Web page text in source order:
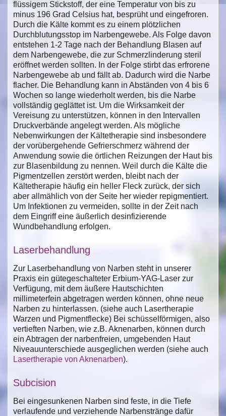
flüssigem Stickstoff, der eine Temperatur von bis zu
minus 196 Grad Celsius hat, besprüht und eingefroren.
Durch die Kälte kommt es zu einem plötzlichen
Durchblutungsstop im Narbengewebe. Als Folge davon
entstehen 1-2 Tage nach der Behandlung Blasen auf
dem Narbengewebe, die zur Schmerzlinderung steril
eröffnet werden sollten. In der Folge stirbt das erfrorene
Narbengewebe ab und fällt ab. Dadurch wird die Narbe
flacher. Die Behandlung kann in Abständen von 4 bis 6
Wochen so lange wiederholt werden, bis die Narbe
vollständig geglättet ist. Um die Wirksamkeit der
Vereisung zu unterstützen, können in den Intervallen
Druckverbände angelegt werden. Als mögliche
Nebenwirkungen der Kältetherapie sind insbesondere
der vorübergehende Gefrierschmerz während der
Anwendung sowie die örtlichen Reizungen der Haut bis
zur Blasenbildung zu nennen. Weil durch die Kälte die
Pigmentzellen zerstört werden, bleibt nach der
Kältetherapie häufig ein heller Fleck zurück, der sich
aber allmählich von der Seite her wieder repigmentiert.
Um Infektionen zu vermeiden, sollte in der Zeit nach
dem Eingriff eine äußerlich desinfizierende
Wundbehandlung erfolgen.
Laserbehandlung
Zur Laserbehandlung von Narben steht in unserer
Praxis ein gütegeschalteter Erbium-YAG-Laser zur
Verfügung, mit dem äußere Hautschichten
millimeterfein abgetragen werden können, ohne neue
Narben zu hinterlassen. (siehe auch Lasertherapie
Warzen und Pigmentflecke) Bei schüsselförmigen, also
vertieften Narben, wie z.B. Aknenarben, können durch
ein Abtragen der narbenfreien, umgebenden Haut
Niveauunterschiede ausgeglichen werden (siehe auch
Lasertherapie von Aknenarben).
Subcision
Bei eingesunkenen Narben sind feste, in die Tiefe
verlaufende und verziehende Narbenstränge dafür